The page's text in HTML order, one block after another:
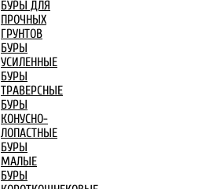
БУРЫ ДЛЯ
ПРОЧНЫХ
ГРУНТОВ
БУРЫ
УСИЛЕННЫЕ
БУРЫ
ТРАВЕРСНЫЕ
БУРЫ
КОНУСНО-
ЛОПАСТНЫЕ
БУРЫ
МАЛЫЕ
БУРЫ